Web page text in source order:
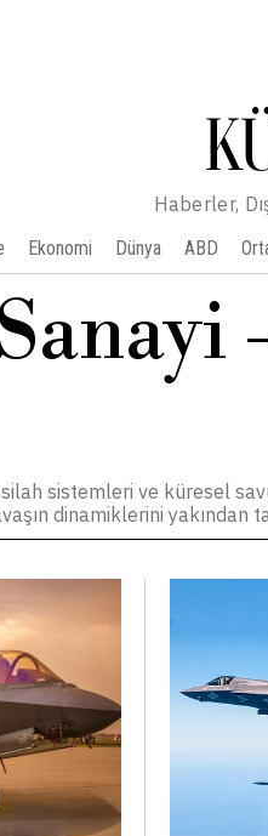
Haberler,
Ekonomi Dünya ABD
sistemleri ve küresel
dinamiklerini yakından